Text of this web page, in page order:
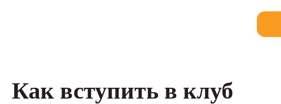
Как вступить в клуб